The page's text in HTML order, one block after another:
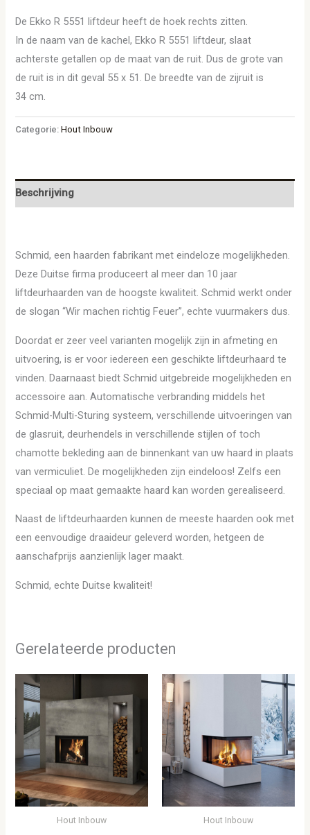
De Ekko R 5551 liftdeur heeft de hoek rechts zitten.
In de naam van de kachel, Ekko R 5551 liftdeur, slaat
achterste getallen op de maat van de ruit. Dus de grote van
de ruit is in dit geval 55 x 51. De breedte van de zijruit is
34 cm.
Categorie:Hout Inbouw
Beschrijving
Schmid, een haarden fabrikant met eindeloze mogelijkheden.
Deze Duitse firma produceert al meer dan 10 jaar
liftdeurhaarden van de hoogste kwaliteit. Schmid werkt onder
de slogan “Wir machen richtig Feuer”, echte vuurmakers dus.
Doordat er zeer veel varianten mogelijk zijn in afmeting en
uitvoering, is er voor iedereen een geschikte liftdeurhaard te
vinden. Daarnaast biedt Schmid uitgebreide mogelijkheden en
accessoire aan. Automatische verbranding middels het
Schmid-Multi-Sturing systeem, verschillende uitvoeringen van
de glasruit, deurhendels in verschillende stijlen of toch
chamotte bekleding aan de binnenkant van uw haard in plaats
van vermiculiet. De mogelijkheden zijn eindeloos! Zelfs een
speciaal op maat gemaakte haard kan worden gerealiseerd.
Naast de liftdeurhaarden kunnen de meeste haarden ook met
een eenvoudige draaideur geleverd worden, hetgeen de
aanschafprijs aanzienlijk lager maakt.
Schmid, echte Duitse kwaliteit!
Gerelateerde producten
Hout Inbouw Hout Inbouw